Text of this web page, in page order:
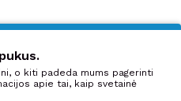
o kiti padeda mums pagerinti
apie tai, kaip svetainė